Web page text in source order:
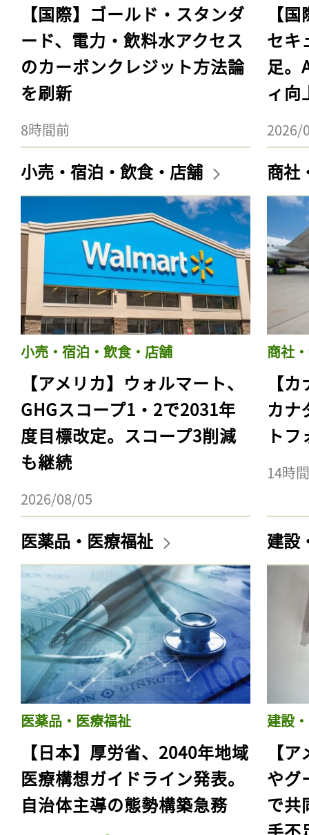
【国際】ゴールド・スタンダ
ード、電力・飲料水アクセス
のカーボンクレジット方法論
を刷新
8時間前
【
セキ
足。
ィ向
2026/
小売・宿泊・飲食・店舗
小売・宿泊・飲食・店舗
【アメリカ】ウォルマート、
GHGスコープ1・2で2031年
度目標改定。スコープ3削減
も継続
2026/08/05
商社
商社
【
カナ
ト
14時
医薬品・医療福祉
医薬品・医療福祉
【日本】厚労省、2040年地域
医療構想ガイドライン発表。
自治体主導の態勢構築急務
建設
建設
【
やグ
で共